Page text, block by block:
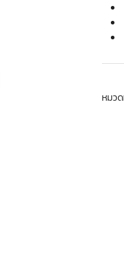
หมว